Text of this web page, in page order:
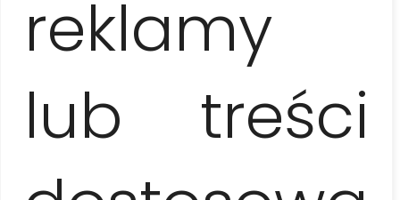
reklamy
lub treści
LA HABANA Y VIÑALES